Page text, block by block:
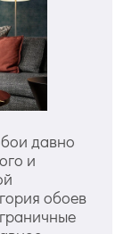
давно
и
обоев